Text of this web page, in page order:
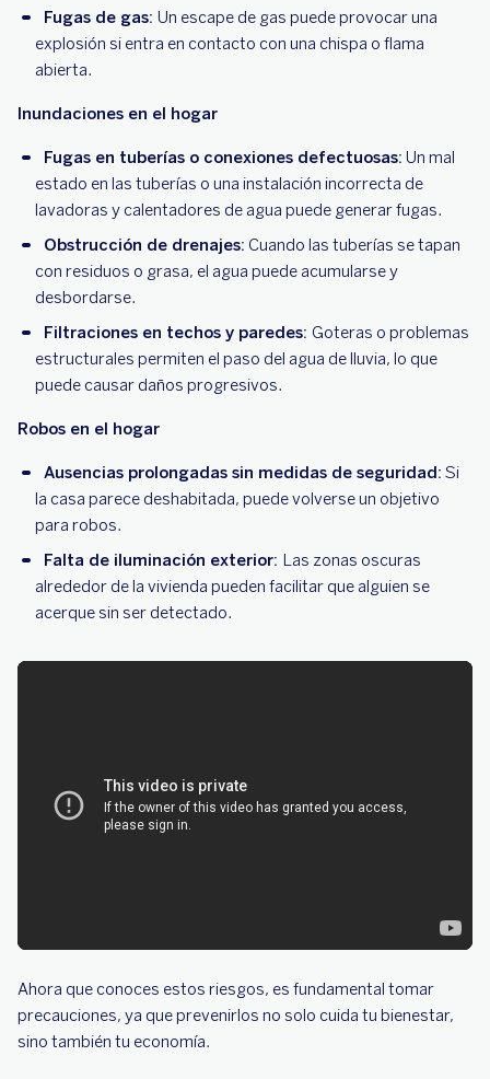
Fugas de gas: Un escape de gas puede provocar una
explosión si entra en contacto con una chispa o flama
abierta.
Inundaciones en el hogar
Fugas en tuberías o conexiones defectuosas: Un mal
estado en las tuberías o una instalación incorrecta de
lavadoras y calentadores de agua puede generar fugas.
Obstrucción de drenajes: Cuando las tuberías se tapan
con residuos o grasa, el agua puede acumularse y
desbordarse.
Filtraciones en techos y paredes: Goteras o problemas
estructurales permiten el paso del agua de lluvia, lo que
puede causar daños progresivos.
Robos en el hogar
Ausencias prolongadas sin medidas de seguridad: Si
la casa parece deshabitada, puede volverse un objetivo
para robos.
Falta de iluminación exterior: Las zonas oscuras
alrededor de la vivienda pueden facilitar que alguien se
acerque sin ser detectado.
Ahora que conoces estos riesgos, es fundamental tomar
precauciones, ya que prevenirlos no solo cuida tu bienestar,
sino también tu economía.